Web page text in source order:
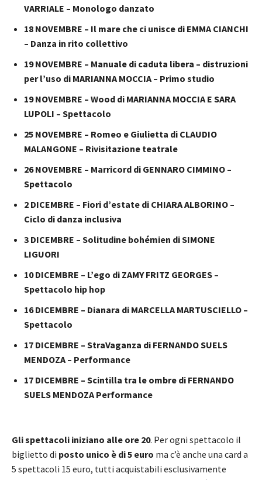
VARRIALE – Monologo danzato
18 NOVEMBRE – Il mare che ci unisce di EMMA CIANCHI
– Danza in rito collettivo
19 NOVEMBRE – Manuale di caduta libera – distruzioni
per l’uso di MARIANNA MOCCIA – Primo studio
19 NOVEMBRE – Wood di MARIANNA MOCCIA E SARA
LUPOLI – Spettacolo
25 NOVEMBRE – Romeo e Giulietta di CLAUDIO
MALANGONE – Rivisitazione teatrale
26 NOVEMBRE – Marricord di GENNARO CIMMINO –
Spettacolo
2 DICEMBRE – Fiori d’estate di CHIARA ALBORINO –
Ciclo di danza inclusiva
3 DICEMBRE – Solitudine bohémien di SIMONE
LIGUORI
10 DICEMBRE – L’ego di ZAMY FRITZ GEORGES –
Spettacolo hip hop
16 DICEMBRE – Dianara di MARCELLA MARTUSCIELLO –
Spettacolo
17 DICEMBRE – StraVaganza di FERNANDO SUELS
MENDOZA – Performance
17 DICEMBRE – Scintilla tra le ombre di FERNANDO
SUELS MENDOZA Performance
Gli spettacoli iniziano alle ore 20. Per ogni spettacolo il
biglietto di posto unico è di 5 euro ma c’è anche una card a
5 spettacoli 15 euro, tutti acquistabili esclusivamente